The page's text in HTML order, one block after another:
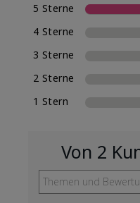
5 Sterne
4 Sterne
3 Sterne
2 Sterne
1 Stern
Von 2